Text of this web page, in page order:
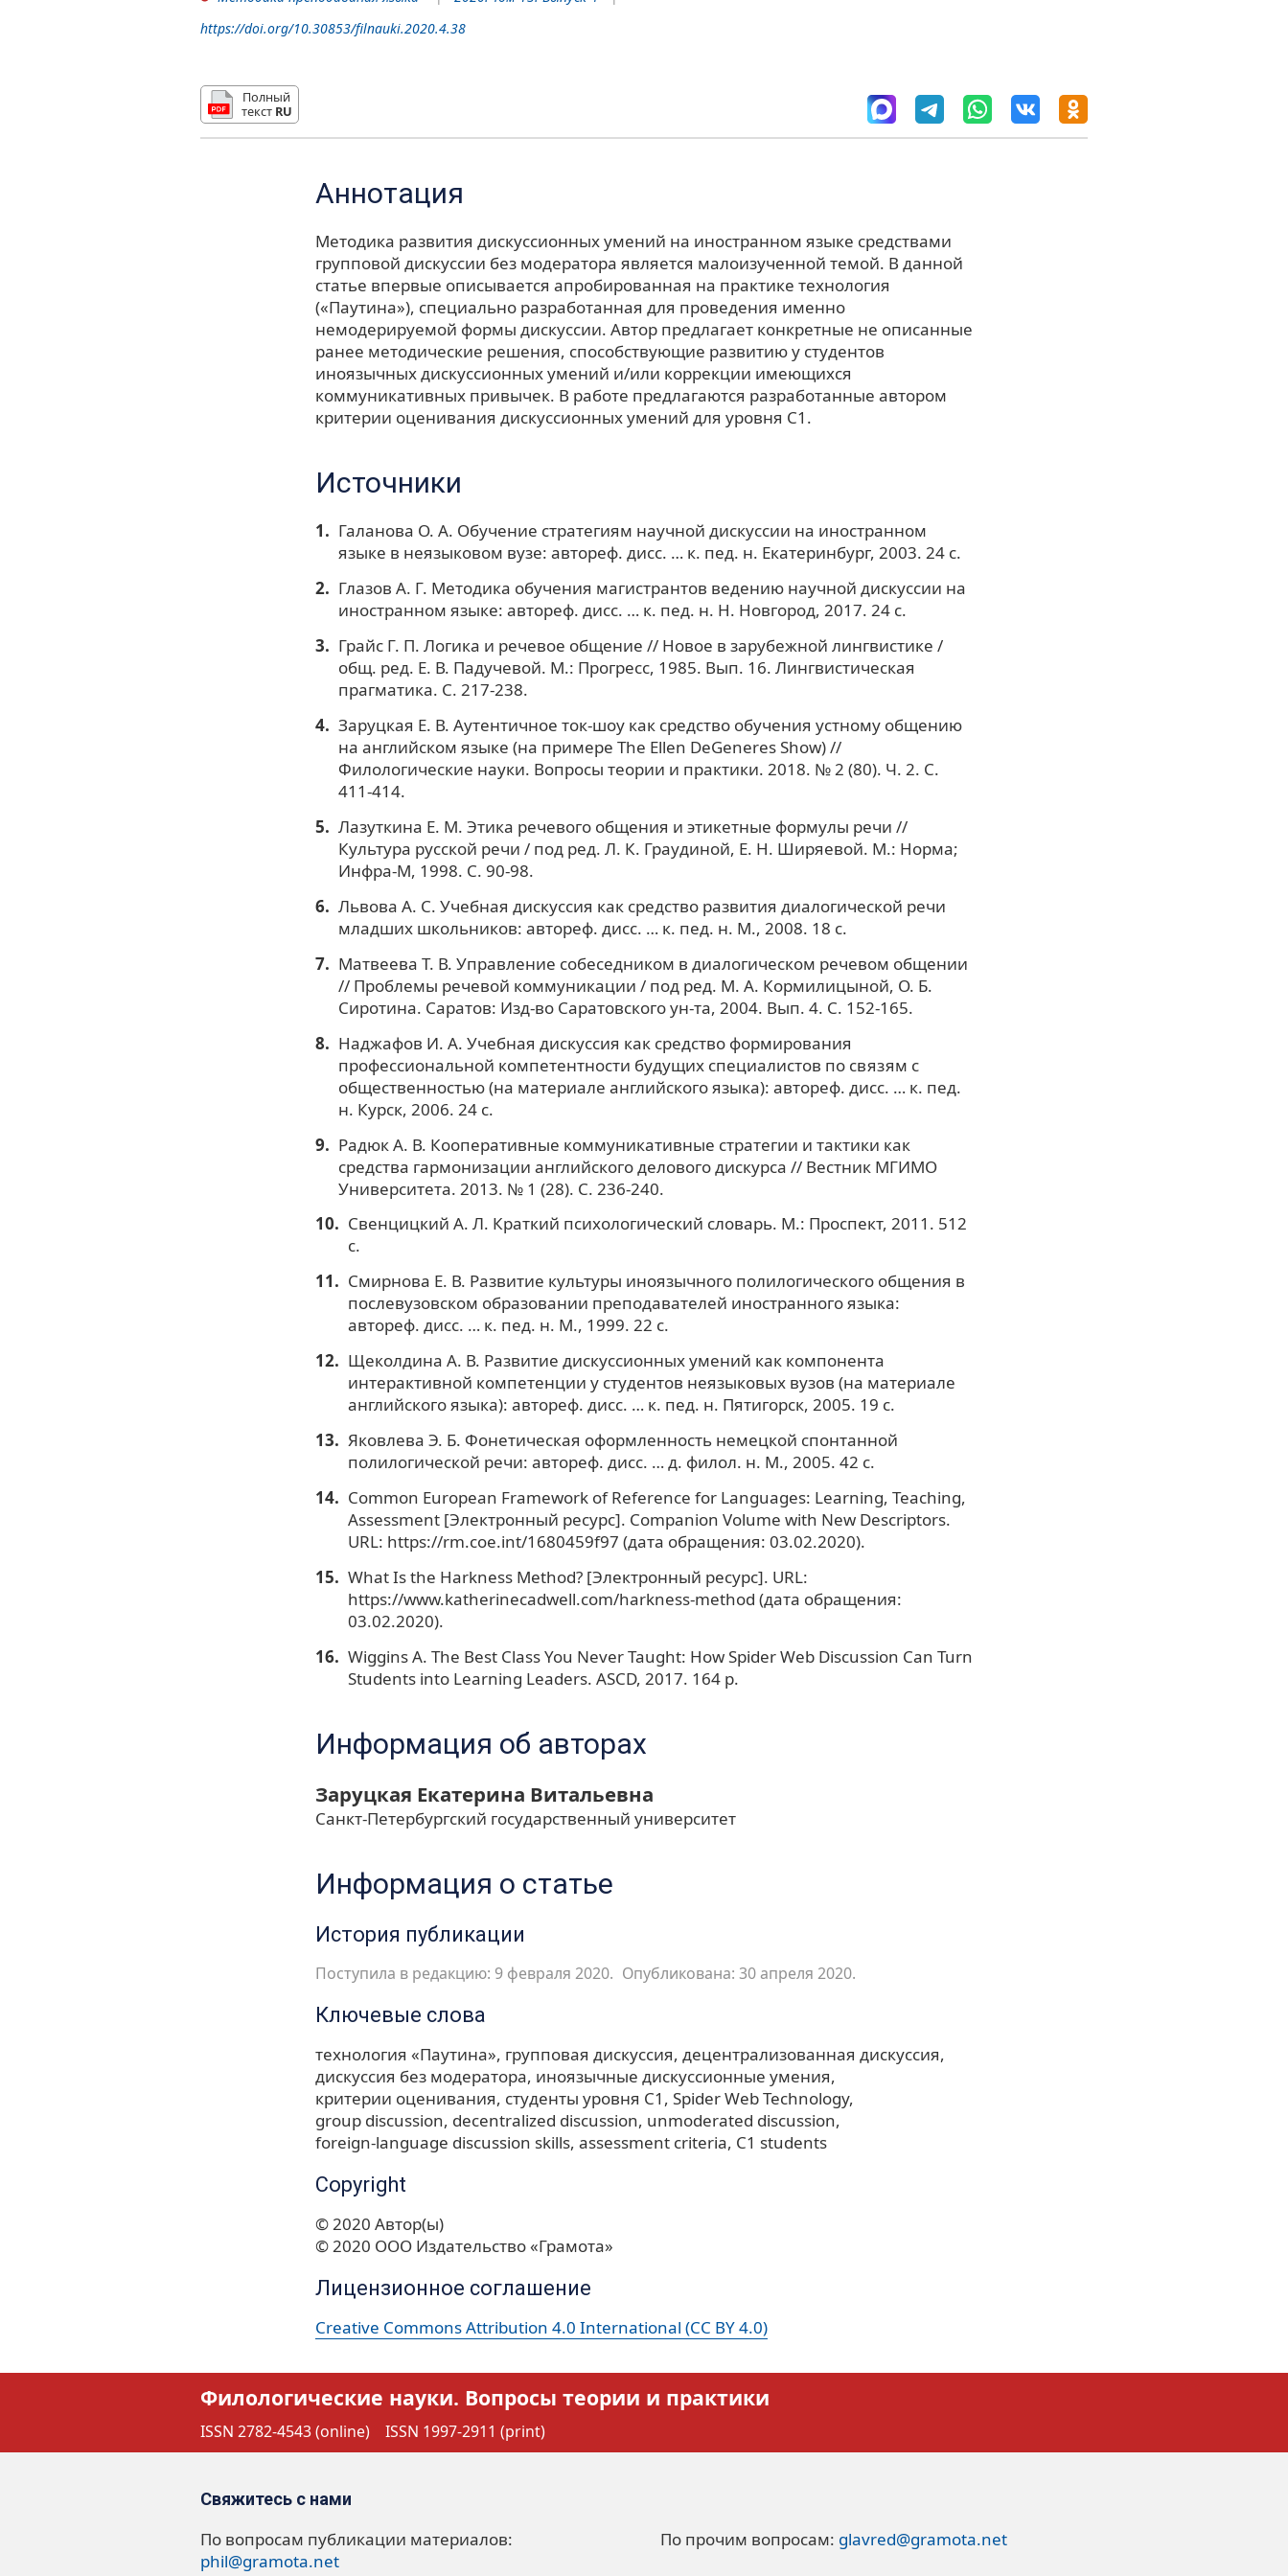
https://doi.org/10.30853/filnauki.2020.4.38
Полный
текст RU
Аннотация
Методика развития дискуссионных умений на иностранном языке средствами
групповой дискуссии без модератора является малоизученной темой. В данной
статье впервые описывается апробированная на практике технология
(«Паутина»), специально разработанная для проведения именно
немодерируемой формы дискуссии. Автор предлагает конкретные не описанные
ранее методические решения, способствующие развитию у студентов
иноязычных дискуссионных умений и/или коррекции имеющихся
коммуникативных привычек. В работе предлагаются разработанные автором
критерии оценивания дискуссионных умений для уровня С1.
Источники
Галанова О. А. Обучение стратегиям научной дискуссии на иностранном
языке в неязыковом вузе: автореф. дисс. … к. пед. н. Екатеринбург, 2003. 24 с.
Глазов А. Г. Методика обучения магистрантов ведению научной дискуссии на
иностранном языке: автореф. дисс. … к. пед. н. Н. Новгород, 2017. 24 с.
Грайс Г. П. Логика и речевое общение // Новое в зарубежной лингвистике /
общ. ред. Е. В. Падучевой. М.: Прогресс, 1985. Вып. 16. Лингвистическая
прагматика. С. 217-238.
Заруцкая Е. В. Аутентичное ток-шоу как средство обучения устному общению
на английском языке (на примере The Ellen DeGeneres Show) //
Филологические науки. Вопросы теории и практики. 2018. № 2 (80). Ч. 2. С.
411-414.
Лазуткина Е. М. Этика речевого общения и этикетные формулы речи //
Культура русской речи / под ред. Л. К. Граудиной, Е. Н. Ширяевой. М.: Норма;
Инфра-М, 1998. С. 90-98.
Львова А. С. Учебная дискуссия как средство развития диалогической речи
младших школьников: автореф. дисс. … к. пед. н. М., 2008. 18 с.
Матвеева Т. В. Управление собеседником в диалогическом речевом общении
// Проблемы речевой коммуникации / под ред. М. А. Кормилицыной, О. Б.
Сиротина. Саратов: Изд-во Саратовского ун-та, 2004. Вып. 4. С. 152-165.
Наджафов И. А. Учебная дискуссия как средство формирования
профессиональной компетентности будущих специалистов по связям с
общественностью (на материале английского языка): автореф. дисс. … к. пед.
н. Курск, 2006. 24 с.
Радюк А. В. Кооперативные коммуникативные стратегии и тактики как
средства гармонизации английского делового дискурса // Вестник МГИМО
Университета. 2013. № 1 (28). С. 236-240.
Свенцицкий А. Л. Краткий психологический словарь. М.: Проспект, 2011. 512
с.
Смирнова Е. В. Развитие культуры иноязычного полилогического общения в
послевузовском образовании преподавателей иностранного языка:
автореф. дисс. … к. пед. н. М., 1999. 22 с.
Щеколдина А. В. Развитие дискуссионных умений как компонента
интерактивной компетенции у студентов неязыковых вузов (на материале
английского языка): автореф. дисс. … к. пед. н. Пятигорск, 2005. 19 с.
Яковлева Э. Б. Фонетическая оформленность немецкой спонтанной
полилогической речи: автореф. дисс. … д. филол. н. М., 2005. 42 с.
Common European Framework of Reference for Languages: Learning, Teaching,
Assessment [Электронный ресурс]. Companion Volume with New Descriptors.
URL: https://rm.coe.int/1680459f97 (дата обращения: 03.02.2020).
What Is the Harkness Method? [Электронный ресурс]. URL:
https://www.katherinecadwell.com/harkness-method (дата обращения:
03.02.2020).
Wiggins A. The Best Class You Never Taught: How Spider Web Discussion Can Turn
Students into Learning Leaders. ASCD, 2017. 164 p.
Информация об авторах
Заруцкая Екатерина Витальевна
Санкт-Петербургский государственный университет
Информация о статье
История публикации
Поступила в редакцию: 9 февраля 2020. Опубликована: 30 апреля 2020.
Ключевые слова
технология «Паутина» групповая дискуссия децентрализованная дискуссия
дискуссия без модератора иноязычные дискуссионные умения
критерии оценивания студенты уровня С1 Spider Web Technology
group discussion decentralized discussion unmoderated discussion
foreign-language discussion skills assessment criteria C1 students
Copyright
© 2020 Автор(ы)
© 2020 ООО Издательство «Грамота»
Лицензионное соглашение
Creative Commons Attribution 4.0 International (CC BY 4.0)
Филологические науки. Вопросы теории и практики
ISSN 2782-4543 (online) ISSN 1997-2911 (print)
Свяжитесь с нами
По вопросам публикации материалов:
phil@gramota.net
По прочим вопросам: glavred@gramota.net